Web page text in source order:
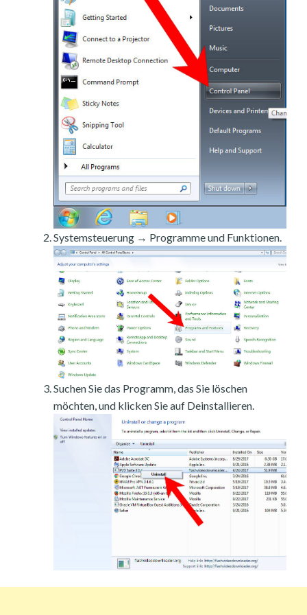
Systemsteuerung → Programme und Funktionen.
Suchen Sie das Programm, das Sie löschen
möchten, und klicken Sie auf Deinstallieren.